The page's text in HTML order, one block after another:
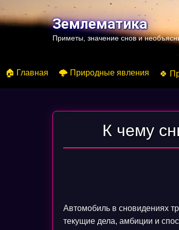
к
содержимомуЗемлематика
Приметы, значение снов и
🏠 Главная 🌩️ Природные явления 🍀
К чему
Автомобиль в сновидениях
текущие дела, амбиции и